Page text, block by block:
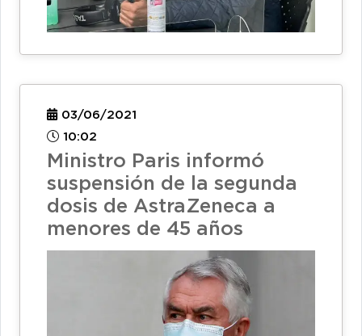
03/06/2021
10:02
Ministro Paris informó
suspensión de la segunda
dosis de AstraZeneca a
menores de 45 años